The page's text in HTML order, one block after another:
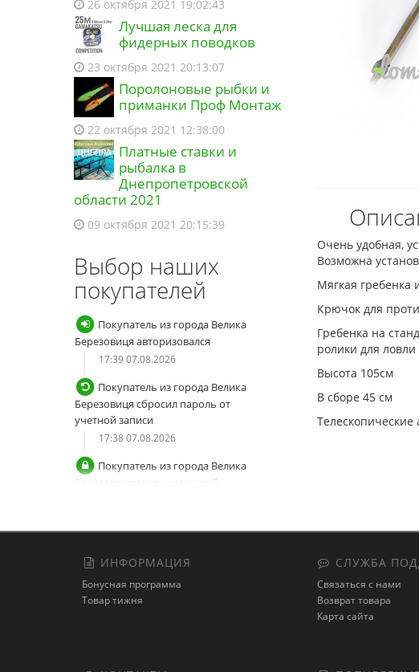
26 октября 2021 19:02:43
Лучшая леска для
фидерных поводков
23 октября 2021 20:13:07
Поролоновые рыбки и
приманки Проф Монтаж
22 октября 2021 12:38:00
Платные ставки и
рыбалка в
Днепропетровской
области 2021
09 октября 2021 20:15:39
Выбор наших
покупателей
Покупатель из города Велика
Березовиця авторизовался
17:39 07.08.2026
Покупатель из города Велика
Березовиця сбросил пароль от
учетной записи
17:38 07.08.2026
Покупатель из города Велика
Березовиця запросил новый
оформил заказ на Снасть донная
"Резинка в сборе" 5 крючков 250гр
+ пружина нерж (9997152)
Очень удобная,
Возможна
Мягкая гребенка
Крючок для
Гребенка на
ролики для
Высота 105см
В сборе 45 см
ИНФОРМАЦИЯ
Бонусная программа
Товар тижня
СЛУЖБА
Связаться с нами
Возврат товара
Карта сайта